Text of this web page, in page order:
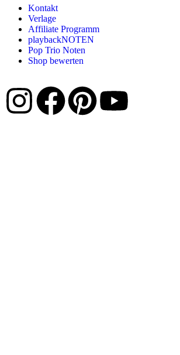
Kontakt
Verlage
Affiliate Programm
playbackNOTEN
Pop Trio Noten
Shop bewerten